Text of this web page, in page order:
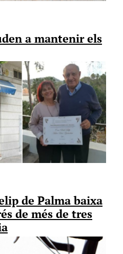
a mantenir els
de Palma baixa
de més de tres